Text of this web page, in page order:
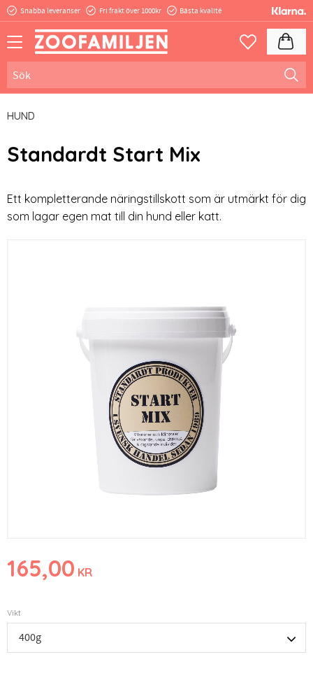
Snabba leveranser Fri frakt över 1000kr Bästa kvalité
Favoriter
HUND
Standardt Start Mix
Ett kompletterande näringstillskott som är utmärkt för dig
som lagar egen mat till din hund eller katt.
165,00 KR
Vikt